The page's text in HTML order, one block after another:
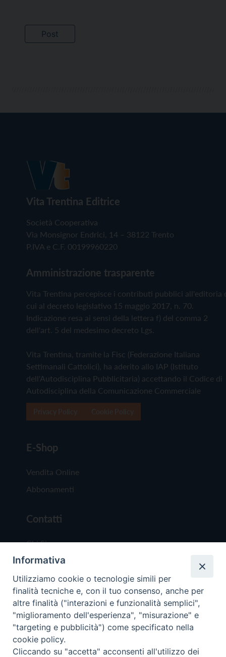
Vita Trentina Editrice
Società Cooperativa
Via Monsignor Endrici, 14 – 38122 Trento
P.IVA e C.F. 00199960220
Amministrazione trasparente
Vita Trentina percepisce i contributi pubblici all'editoria
cui al decreto legislativo 15 maggio 2017, n. 70.
Indicazione resa ai sensi della lettera f) del comma 2
dell'art. 5 del medesimo decreto Lgs.
Vita Trentina, tramite la Fisc (Federazione Italiana
Settimanali Cattolici), ha aderito allo IAP (Istituto
dell'Autodisciplina Pubblicitaria) accettando il Codice di
Autodisciplina della Comunicazione Commerciale
E-Shop
Vendita Online
Abbonamenti
Contatti
Chi Siamo
Redazione
Scrivici
Copyright © 2019 - Tutti i diritti riservati - Vita
Informativa
Utilizziamo cookie o tecnologie simili per
finalità tecniche e, con il tuo consenso, anche per
altre finalità ("interazioni e funzionalità semplici",
"miglioramento dell'esperienza", "misurazione" e
"targeting e pubblicità") come specificato nella
cookie policy.
Cliccando su "accetta" acconsenti all'utilizzo dei